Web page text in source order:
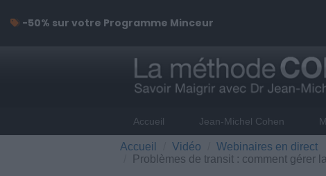
Accueil Jean-Michel Cohen
Accueil Vidéo
Webinaires en direct
Problèmes de transit : comment gérer
-50% sur votre Programme Minceur